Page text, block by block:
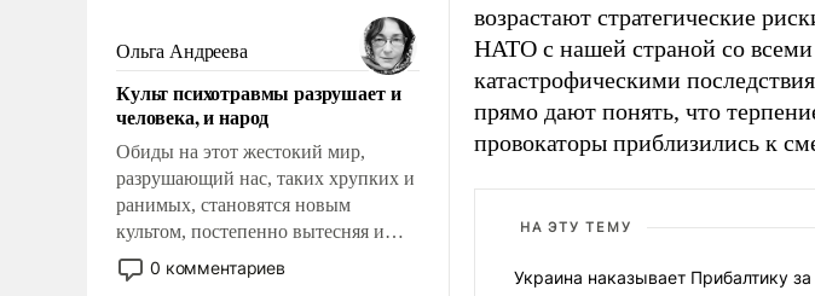
Ольга Андреева
Культ психотравмы разрушает и
человека, и народ
Обиды на этот жестокий мир,
разрушающий нас, таких хрупких и
ранимых, становятся новым
культом, постепенно вытесняя и
отменяя традиционное требование к
человеку – быть мужественным и
0 комментариев
возрастают стратегические
НАТО с нашей страной со
катастрофическими
прямо дают понять, что
провокаторы приблизились к
НА ЭТУ ТЕМУ
Украина наказывает Прибалтику